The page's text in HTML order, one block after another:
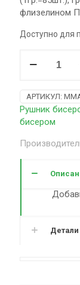
флизелином
Доступно для
товара
для
вышивки
бисером
MosMara
Рушник
корзиной
АРТИКУЛ:
Рушник
бисером
Детали